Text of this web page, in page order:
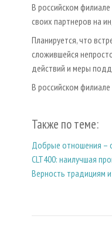
В российском
своих партнеров на
Планируется, что
сложившейся
действий и меры
В российском
Также по теме:
Добрые отношения –
CLT400: наилучшая
Верность традициям